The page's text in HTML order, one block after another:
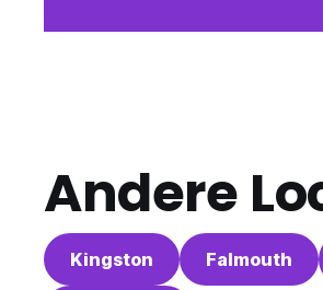
Andere
Kingston Falmouth